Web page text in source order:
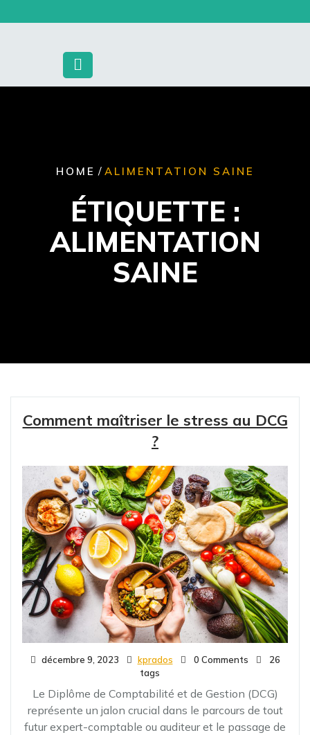
to
HOME / ALIMENTATION SAINE
ÉTIQUETTE :
ALIMENTATION
SAINE
Comment maîtriser le stress au DCG
?
décembre 9, 2023 kprados 0 Comments
26
tags
Le Diplôme de Comptabilité et de Gestion (DCG)
représente un jalon crucial dans le parcours de tout
futur expert-comptable ou auditeur et le passage de